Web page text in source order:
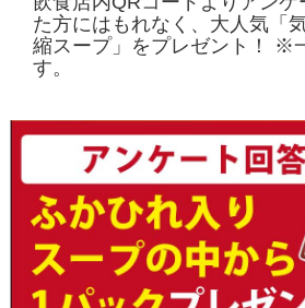
た方にはもれなく、大人気「
縮スープ」をプレゼント！ ※
す。